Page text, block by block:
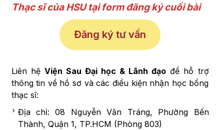
Thạc sĩ của HSU tại form đăng ký cuối bài
Đăng ký tư vấn
Liên hệ Viện Sau Đại học & Lãnh đạo để hỗ trợ
thông tin về hồ sơ và các điều kiện nhận học bổng
thạc sĩ:
Địa chỉ: 08 Nguyễn Văn Tráng, Phường Bến
Thành, Quận 1, TP.HCM (Phòng 803)